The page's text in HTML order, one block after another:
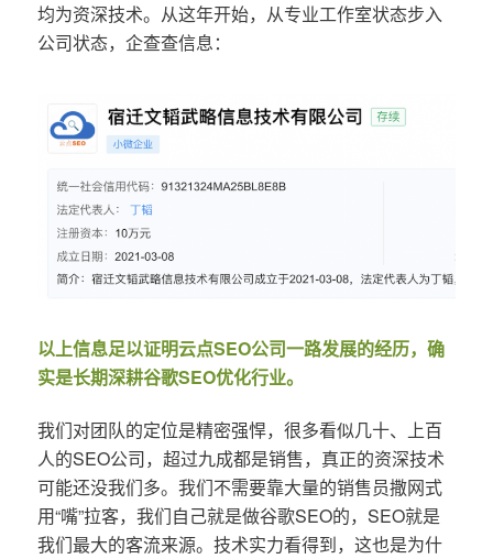
均为资深技术。从这年开始，从专业工作室状态步入
公司状态，企查查信息：
以上信息足以证明云点SEO公司一路发展的经历，确
实是长期深耕谷歌SEO优化行业。
我们对团队的定位是精密强悍，很多看似几十、上百
人的SEO公司，超过九成都是销售，真正的资深技术
可能还没我们多。我们不需要靠大量的销售员撒网式
用“嘴”拉客，我们自己就是做谷歌SEO的，SEO就是
我们最大的客流来源。技术实力看得到，这也是为什